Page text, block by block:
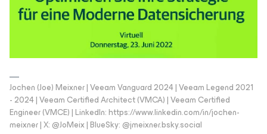
Jochen (Joe) Meixner | Veeam Vanguard 2024 | Veeam Legend 2021
- 2024 | Veeam Certified Architect (VMCA) | Veeam Certified
Engineer (VMCE) | LinkedIn: https://www.linkedin.com/in/jochen-
meixner | X: @JoMeix | BlueSky: @jmeixner.bsky.social